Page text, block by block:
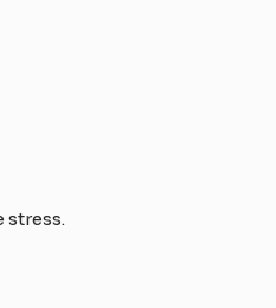
stress.